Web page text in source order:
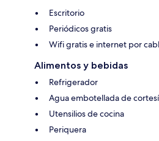
Escritorio
Periódicos gratis
Wifi gratis e internet por
Alimentos y bebidas
Refrigerador
Agua embotellada de
Utensilios de cocina
Periquera